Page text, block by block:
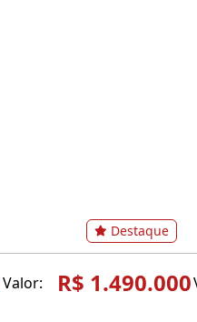
Destaque
Valor: R$ 1.490.000